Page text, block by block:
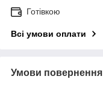
Готівкою
Всі умови оплати
Умови повернення